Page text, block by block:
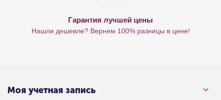
Гарантия лучшей цены
Нашли дешевле? Вернем 100% разницы в цене!
Моя учетная запись